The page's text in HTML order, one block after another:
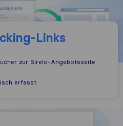
Links
zur Sirelo-Angebotsseite
erfasst